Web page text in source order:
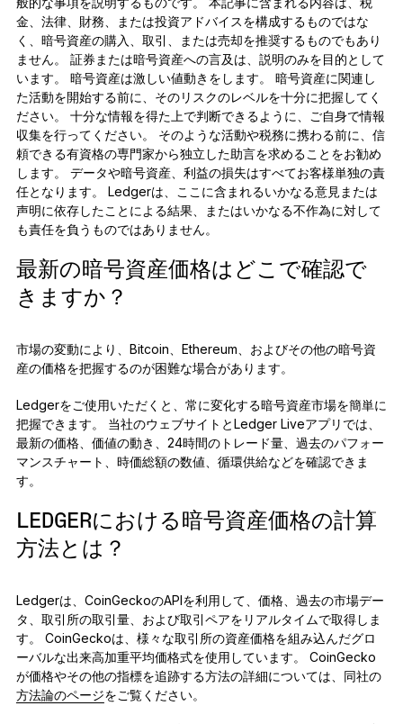
金、法律、財務、または投資アドバイスを構成するものではな
く、暗号資産の購入、取引、または売却を推奨するものでもあり
ません。 証券または暗号資産への言及は、説明のみを目的として
います。 暗号資産は激しい値動きをします。 暗号資産に関連し
た活動を開始する前に、そのリスクのレベルを十分に把握してく
ださい。 十分な情報を得た上で判断できるように、ご自身で情報
収集を行ってください。 そのような活動や税務に携わる前に、信
頼できる有資格の専門家から独立した助言を求めることをお勧め
します。 データや暗号資産、利益の損失はすべてお客様単独の責
任となります。 Ledgerは、ここに含まれるいかなる意見または
声明に依存したことによる結果、またはいかなる不作為に対して
も責任を負うものではありません。
最新の暗号資産価格はどこで確認で
きますか？
市場の変動により、Bitcoin、Ethereum、およびその他の暗号資
産の価格を把握するのが困難な場合があります。
Ledgerをご使用いただくと、常に変化する暗号資産市場を簡単に
把握できます。 当社のウェブサイトとLedger Liveアプリでは、
最新の価格、価値の動き、24時間のトレード量、過去のパフォー
マンスチャート、時価総額の数値、循環供給などを確認できま
す。
LEDGERにおける暗号資産価格の計算
方法とは？
Ledgerは、CoinGeckoのAPIを利用して、価格、過去の市場デー
タ、取引所の取引量、および取引ペアをリアルタイムで取得しま
す。 CoinGeckoは、様々な取引所の資産価格を組み込んだグロ
ーバルな出来高加重平均価格式を使用しています。 CoinGecko
が価格やその他の指標を追跡する方法の詳細については、同社の
方法論のページをご覧ください。